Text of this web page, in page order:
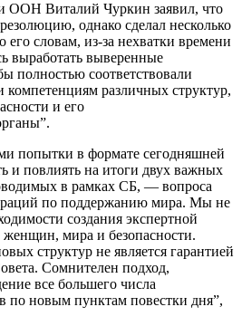
ООН Виталий Чуркин заявил, что
однако сделал несколько
его словам, из-за нехватки времени
выработать выверенные
полностью соответствовали
различных структур,
и его
попытки в формате сегодняшней
и повлиять на итоги двух важных
в рамках СБ, — вопроса
по поддержанию мира. Мы не
создания экспертной
мира и безопасности.
структур не является гарантией
Сомнителен подход,
все большего числа
по новым пунктам повестки дня”,